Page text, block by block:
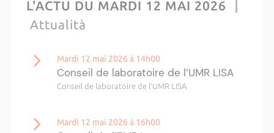
L'ACTU DU MARDI 12 MAI 2026
Attualità
Mardi 12 mai 2026 à 14h00
Conseil de laboratoire de l’UMR LISA
Conseil de laboratoire de l’UMR LISA
Mardi 12 mai 2026 à 16h00